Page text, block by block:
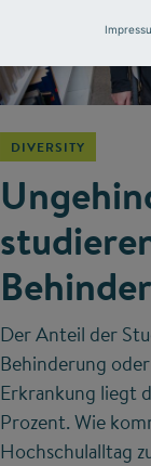
DIVERSITY
Der Anteil der
Behinderung
Erkrankung liegt
Prozent. Wie
Hochschulalltag